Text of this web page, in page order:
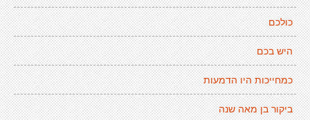
כולכם
היש בכם
כמחייכות היו הדמעות
ביקור בן מאה שנה